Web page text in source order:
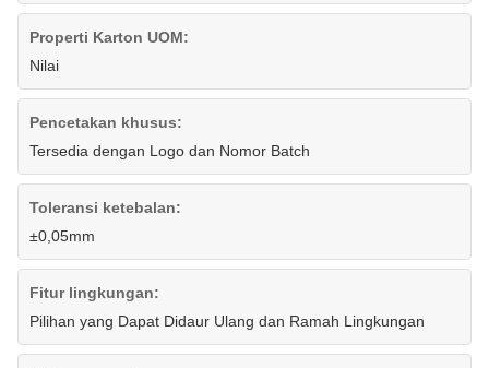
Properti Karton UOM:
Nilai
Pencetakan khusus:
Tersedia dengan Logo dan Nomor Batch
Toleransi ketebalan:
±0,05mm
Fitur lingkungan:
Pilihan yang Dapat Didaur Ulang dan Ramah Lingkungan